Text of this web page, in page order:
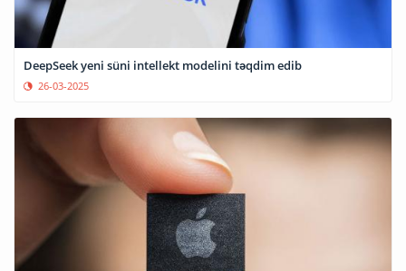
DeepSeek yeni süni intellekt modelini təqdim edib
26-03-2025